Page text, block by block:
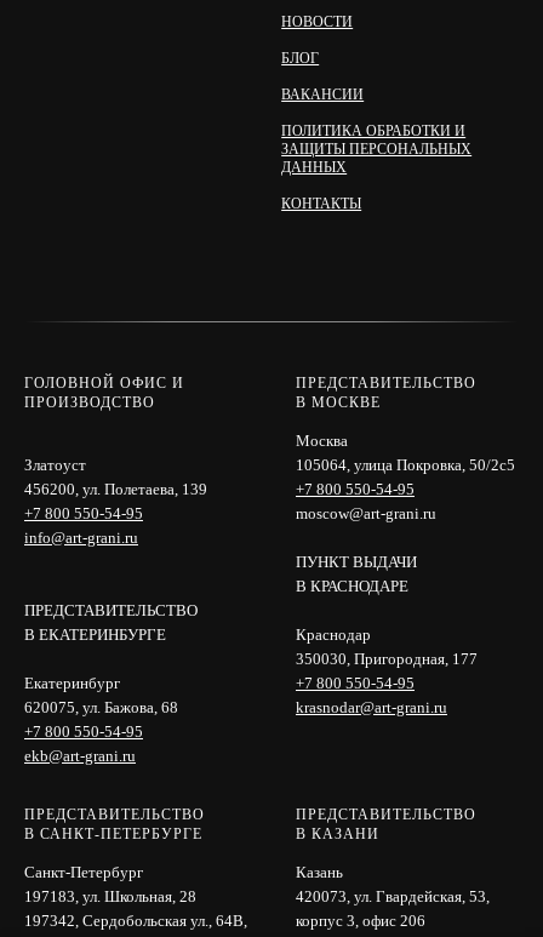
НОВОСТИ
БЛОГ
ВАКАНСИИ
ПОЛИТИКА ОБРАБОТКИ И
ЗАЩИТЫ ПЕРСОНАЛЬНЫХ
ДАННЫХ
КОНТАКТЫ
ГОЛОВНОЙ ОФИС И
ПРОИЗВОДСТВО
Златоуст
456200, ул. Полетаева, 139
+7 800 550-54-95
info@art-grani.ru
ПРЕДСТАВИТЕЛЬСТВО
В ЕКАТЕРИНБУРГЕ
Екатеринбург
620075, ул. Бажова, 68
+7 800 550-54-95
ekb@art-grani.ru
ПРЕДСТАВИТЕЛЬСТВО
В МОСКВЕ
Москва
105064, улица Покровка, 50/2с5
+7 800 550-54-95
moscow@art-grani.ru
ПУНКТ ВЫДАЧИ
В КРАСНОДАРЕ
Краснодар
350030, Пригородная, 177
+7 800 550-54-95
krasnodar@art-grani.ru
ПРЕДСТАВИТЕЛЬСТВО
В САНКТ-ПЕТЕРБУРГЕ
Санкт-Петербург
197183, ул. Школьная, 28
197342, Сердобольская ул., 64B,
ПРЕДСТАВИТЕЛЬСТВО
В КАЗАНИ
Казань
420073, ул. Гвардейская, 53,
корпус 3, офис 206